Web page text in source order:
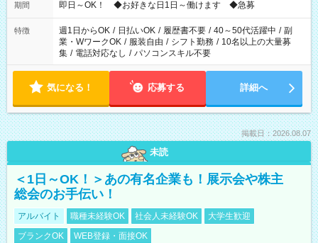
期間 即日～OK！ ◆お好きな日1日～働けます ◆急募
特徴 週1日からOK / 日払いOK / 履歴書不要 / 40～50代活躍中 / 副
業・WワークOK / 服装自由 / シフト勤務 / 10名以上の大量募
集 / 電話対応なし / パソコンスキル不要
気になる！ 応募する 詳細へ
掲載日：2026.08.07
未読
＜1日～OK！＞あの有名企業も！展示会や株主
総会のお手伝い！
アルバイト 職種未経験OK 社会人未経験OK
大学生歓迎
ブランクOK
WEB登録・面接OK